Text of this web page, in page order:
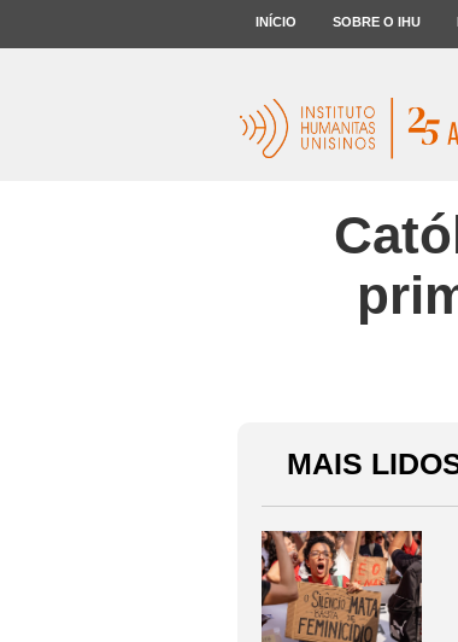
INÍCIO SOBRE O IHU
MAIS